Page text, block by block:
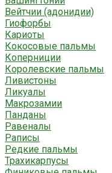
Вейтчии (адонидии)
Гиофорбы
Кариоты
Кокосовые пальмы
Коперниции
Королевские пальмы
Ливистоны
Ликуалы
Макрозамии
Панданы
Равеналы
Раписы
Редкие пальмы
Трахикарпусы